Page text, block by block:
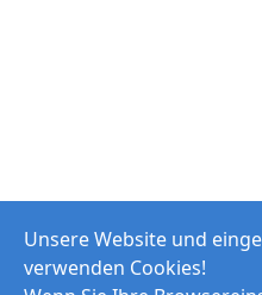
Unsere Website und
verwenden Cookies!